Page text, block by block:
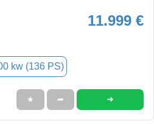
11.999 €
kw (136 PS)
★ ➦ ➜